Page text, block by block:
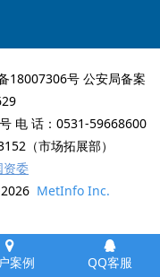
18007306号公安局备案
电 话：0531-59668600
（市场拓展部）
资委
MetInfo Inc.
案例 QQ客服